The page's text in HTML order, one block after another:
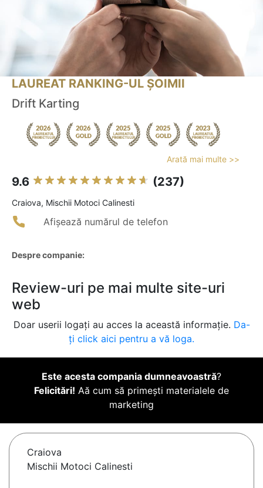
LAUREAT RANKING-UL ȘOIMII
Drift Karting
Arată mai multe >>
9.6 (237)
Craiova, Mischii Motoci Calinesti
Afișează numărul de telefon
Despre companie:
Review-uri pe mai multe site-uri
web
Doar userii logați au acces la această informație. Da-
ți click aici pentru a vă loga.
Este acesta compania dumneavoastră?
Felicitări! Aă cum să primești materialele de
marketing
Craiova
Mischii Motoci Calinesti